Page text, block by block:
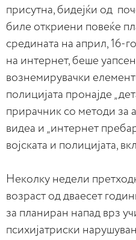
присутна, бидејќи од
биле откриени повеќе
средината на април, 16-
на интернет, беше
вознемирувачки
полицијата пронајде
прирачник со методи за
видеа и „интернет
војската и полицијата,
Неколку недели
возраст од дваесет
за планиран напад врз
психијатриски